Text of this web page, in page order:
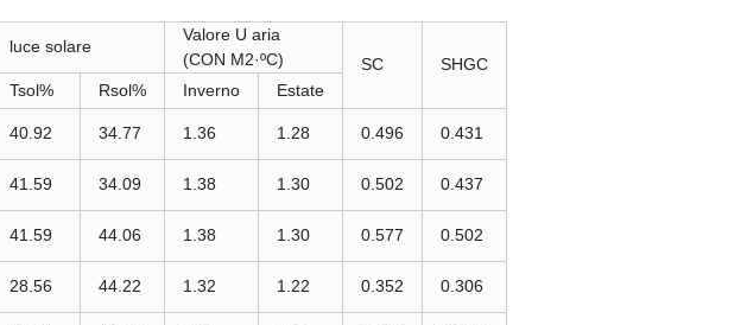
luce solare
Valore U aria
(CON M2·ºC)
SC
SHGC
Tsol%
Rsol% Inverno Estate
40.92 34.77 1.36 1.28 0.496 0.431
41.59 34.09 1.38 1.30 0.502 0.437
41.59 44.06 1.38 1.30 0.577 0.502
28.56 44.22 1.32 1.22 0.352 0.306